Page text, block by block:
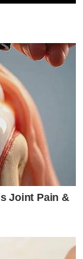
Joint Pain &